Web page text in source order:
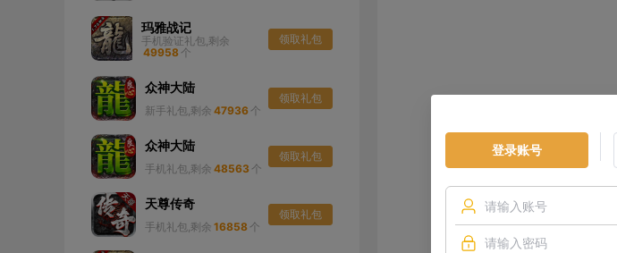
玛雅战记
手机验证礼包,剩余
49958 个
领取礼包
众神大陆
新手礼包,剩余 47936 个
领取礼包
众神大陆
手机礼包,剩余 48563 个
领取礼包
天尊传奇
手机礼包,剩余 16858 个
领取礼包
登录账号